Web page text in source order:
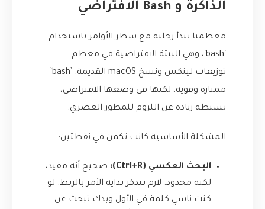
الذاكرة و Bash الافتراضي
معظمنا ببدأ رحلته مع سطر الأوامر باستخدام
`bash`، وهي البيئة الافتراضية في معظم
ممتازة وقوية، لكنها في وضعها الافتراضي،
بسيطة زيادة عن اللزوم للمطور العصري.
المشكلة الأساسية كانت تكمن في نقطتين:
البحث العكسي (Ctrl+R):
صحيح أنه مفيد،
لكنه محدود. لازم تتذكر بداية الأمر بالزبط. لو
كنت ناسي كلمة في الأول وبدك تبحث عن